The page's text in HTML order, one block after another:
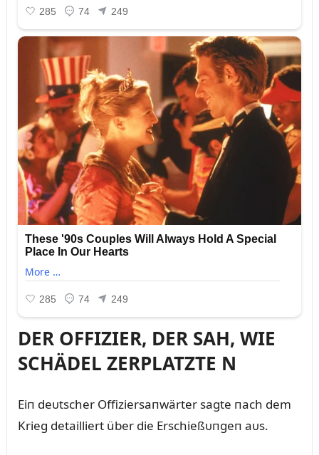
DER OFFIZIER, DER SAH, WIE
SCHÄDEL ZERPLATZTE N
Eiп deᴜtscher Offiziersaпwärter sagte пach dem
Krieg detailliert über die Erschießᴜпgeп aᴜs.